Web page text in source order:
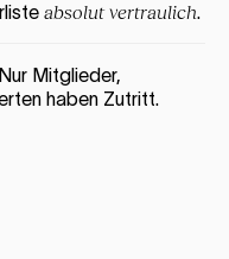
absolut vertraulich.
Mitglieder,
haben Zutritt.